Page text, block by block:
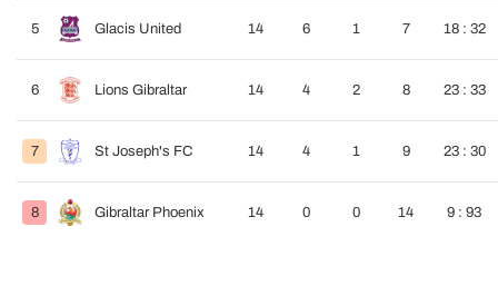
5 Glacis United 14 6 1 7 18 : 32
6 Lions Gibraltar 14 4 2 8 23 : 33
7 St Joseph's FC 14 4 1 9 23 : 30
8 Gibraltar Phoenix 14 0 0 14 9 : 93